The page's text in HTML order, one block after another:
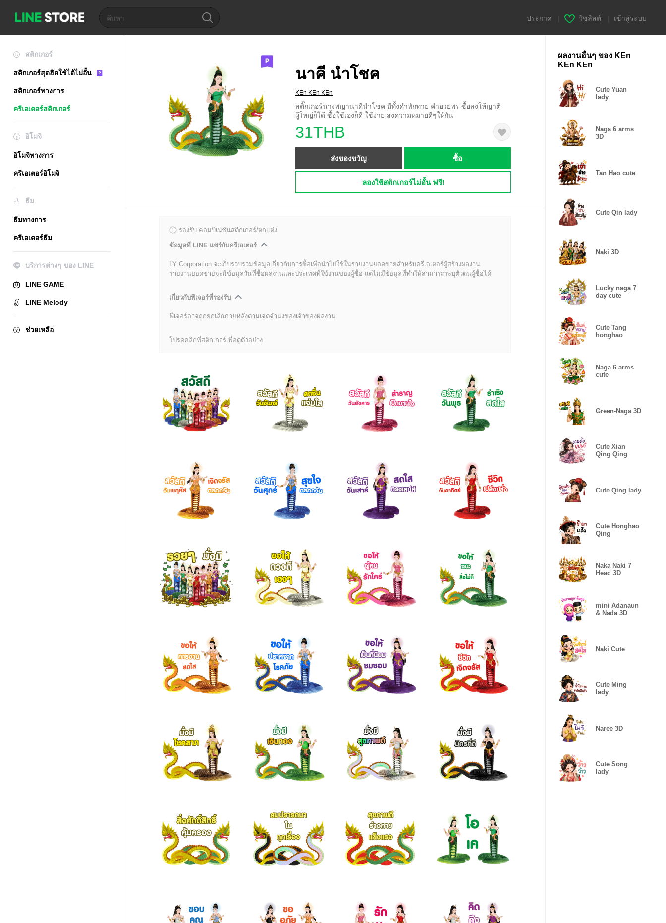
ประกาศ วิชลิสต์ เข้าสู่ระบบ
สติกเกอร์
สติกเกอร์สุดฮิตใช้ได้ไม่อั้น
สติกเกอร์ทางการ
ครีเอเตอร์สติกเกอร์
อิโมจิ
อิโมจิทางการ
ครีเอเตอร์อิโมจิ
ธีม
ธีมทางการ
ครีเอเตอร์ธีม
บริการต่างๆ ของ LINE
LINE GAME
LINE Melody
ช่วยเหลือ
นาคี นำโชค
KEn KEn KEn
สติ๊กเกอร์นางพญานาคีนำโชค มีทั้งคำทักทาย คำอวยพร ซื้อส่งให้ญาติ
ผู้ใหญ่ก็ได้ ซื้อใช้เองก็ดี ใช้ง่าย ส่งความหมายดีๆให้กัน
31THB
ส่งของขวัญ ซื้อ
ลองใช้สติกเกอร์ไม่อั้น ฟรี!
รองรับ คอมบิเนชันสติกเกอร์/ตกแต่ง
ข้อมูลที่ LINE แชร์กับครีเอเตอร์
LY Corporation จะเก็บรวบรวมข้อมูลเกี่ยวกับการซื้อเพื่อนำไปใช้ในรายงานยอดขายสำหรับครีเอเตอร์ผู้สร้างผลงาน
รายงานยอดขายจะมีข้อมูลวันที่ซื้อผลงานและประเทศที่ใช้งานของผู้ซื้อ แต่ไม่มีข้อมูลที่ทำให้สามารถระบุตัวตนผู้ซื้อได้
เกี่ยวกับฟีเจอร์ที่รองรับ
ฟีเจอร์อาจถูกยกเลิกภายหลังตามเจตจำนงของเจ้าของผลงาน
โปรดคลิกที่สติกเกอร์เพื่อดูตัวอย่าง
ผลงานอื่นๆ ของ KEn
KEn KEn
Cute Yuan
lady
Naga 6 arms
3D
Tan Hao cute
Cute Qin lady
Naki 3D
Lucky naga 7
day cute
Cute Tang
honghao
Naga 6 arms
cute
Green-Naga 3D
Cute Xian
Qing Qing
Cute Qing lady
Cute Honghao
Qing
Naka Naki 7
Head 3D
mini Adanaun
& Nada 3D
Naki Cute
Cute Ming
lady
Naree 3D
Cute Song
lady